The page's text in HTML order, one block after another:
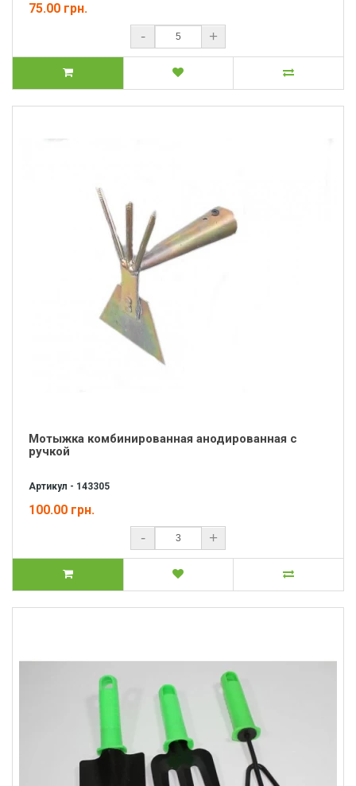
75.00 грн.
- +
Мотыжка комбинированная анодированная с
ручкой
Артикул - 143305
100.00 грн.
- +